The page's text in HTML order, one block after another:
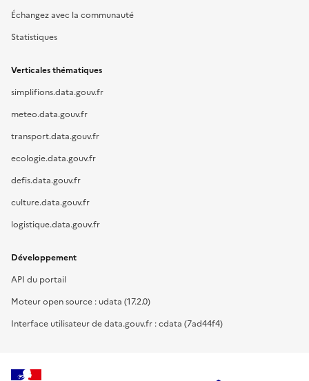
Échangez avec la communauté
Statistiques
Verticales thématiques
simplifions.data.gouv.fr
meteo.data.gouv.fr
transport.data.gouv.fr
ecologie.data.gouv.fr
defis.data.gouv.fr
culture.data.gouv.fr
logistique.data.gouv.fr
Développement
API du portail
Moteur open source : udata (17.2.0)
Interface utilisateur de data.gouv.fr : cdata (7ad44f4)